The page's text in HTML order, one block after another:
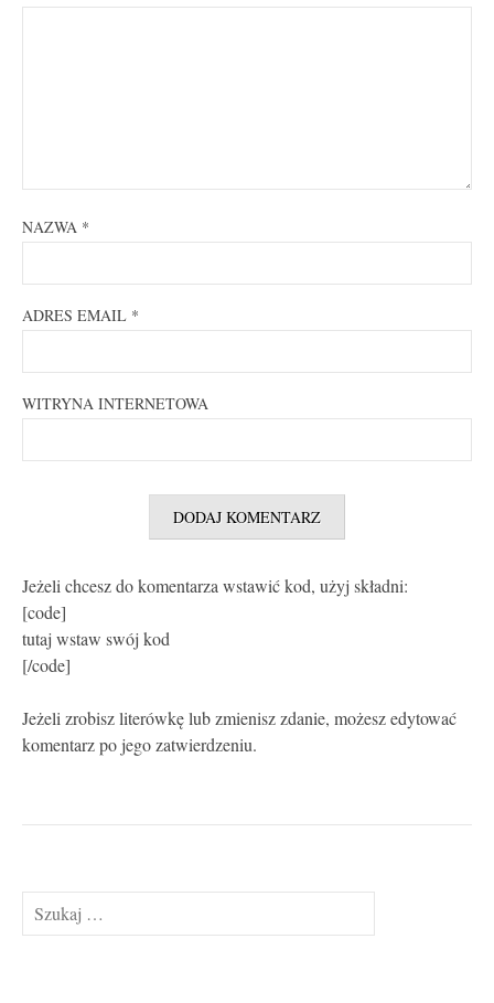
NAZWA *
ADRES EMAIL *
WITRYNA INTERNETOWA
Jeżeli chcesz do komentarza wstawić kod, użyj składni:
[code]
tutaj wstaw swój kod
[/code]
Jeżeli zrobisz literówkę lub zmienisz zdanie, możesz edytować
komentarz po jego zatwierdzeniu.
Szukaj: